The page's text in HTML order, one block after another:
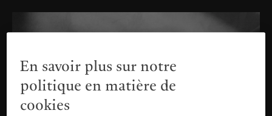
En savoir plus sur notre
politique en matière de
cookies